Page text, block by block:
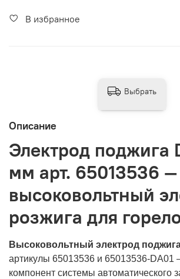
В избранное
Описание
Электрод поджига
мм арт. 65013536 —
высоковольтный
розжига для
Высоковольтный электрод
артикулы 65013536 и 65013536-
компонент системы автоматического
Выбрать